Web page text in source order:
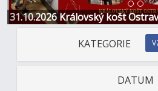
31.10.2026 Královský košt
Restaurace a Hotel
KATEGORIE
DATUM